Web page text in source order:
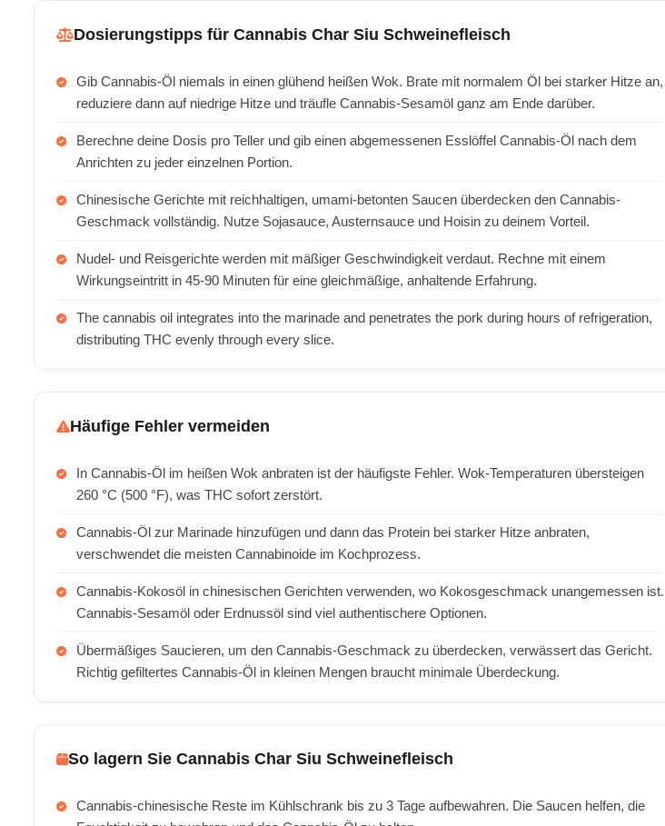
Dosierungstipps für Cannabis Char Siu Schweinefleisch
Gib Cannabis-Öl niemals in einen glühend heißen Wok. Brate mit normalem Öl bei starker Hitze an,
reduziere dann auf niedrige Hitze und träufle Cannabis-Sesamöl ganz am Ende darüber.
Berechne deine Dosis pro Teller und gib einen abgemessenen Esslöffel Cannabis-Öl nach dem
Anrichten zu jeder einzelnen Portion.
Chinesische Gerichte mit reichhaltigen, umami-betonten Saucen überdecken den Cannabis-
Geschmack vollständig. Nutze Sojasauce, Austernsauce und Hoisin zu deinem Vorteil.
Nudel- und Reisgerichte werden mit mäßiger Geschwindigkeit verdaut. Rechne mit einem
Wirkungseintritt in 45-90 Minuten für eine gleichmäßige, anhaltende Erfahrung.
The cannabis oil integrates into the marinade and penetrates the pork during hours of refrigeration,
distributing THC evenly through every slice.
Häufige Fehler vermeiden
In Cannabis-Öl im heißen Wok anbraten ist der häufigste Fehler. Wok-Temperaturen übersteigen
260 °C (500 °F), was THC sofort zerstört.
Cannabis-Öl zur Marinade hinzufügen und dann das Protein bei starker Hitze anbraten,
verschwendet die meisten Cannabinoide im Kochprozess.
Cannabis-Kokosöl in chinesischen Gerichten verwenden, wo Kokosgeschmack unangemessen ist.
Cannabis-Sesamöl oder Erdnussöl sind viel authentischere Optionen.
Übermäßiges Saucieren, um den Cannabis-Geschmack zu überdecken, verwässert das Gericht.
Richtig gefiltertes Cannabis-Öl in kleinen Mengen braucht minimale Überdeckung.
So lagern Sie Cannabis Char Siu Schweinefleisch
Cannabis-chinesische Reste im Kühlschrank bis zu 3 Tage aufbewahren. Die Saucen helfen, die